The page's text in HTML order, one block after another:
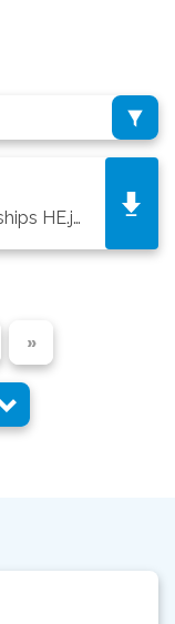
/files_public/elfinder/832/Partnerships HE.jpg
»